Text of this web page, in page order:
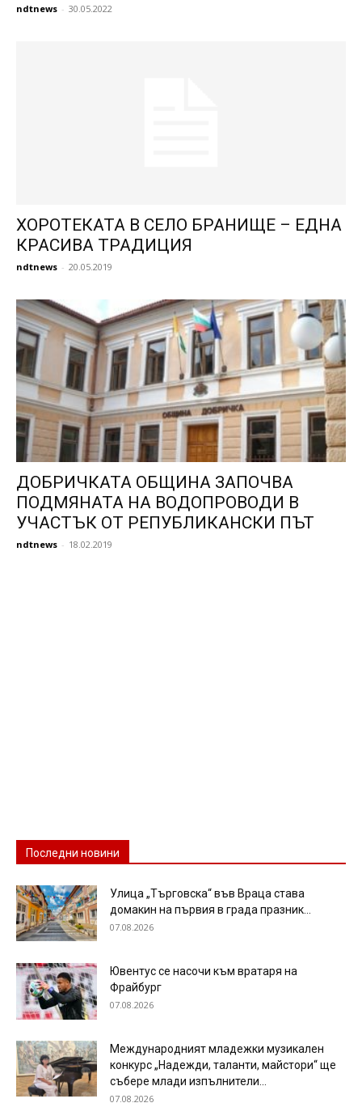
ndtnews - 30.05.2022
ХОРОТЕКАТА В СЕЛО БРАНИЩЕ – ЕДНА
КРАСИВА ТРАДИЦИЯ
ndtnews - 20.05.2019
ДОБРИЧКАТА ОБЩИНА ЗАПОЧВА
ПОДМЯНАТА НА ВОДОПРОВОДИ В
УЧАСТЪК ОТ РЕПУБЛИКАНСКИ ПЪТ
ndtnews - 18.02.2019
Последни новини
Улица „Търговска“ във Враца става
домакин на първия в града празник...
07.08.2026
Ювентус се насочи към вратаря на
Фрайбург
07.08.2026
Международният младежки музикален
конкурс „Надежди, таланти, майстори“ ще
събере млади изпълнители...
07.08.2026